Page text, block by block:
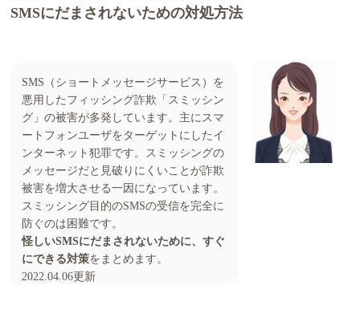
SMSにだまされないための対処方法
SMS（ショートメッセージサービス）を
悪用したフィッシング詐欺「スミッシン
グ」の被害が多発しています。主にスマ
ートフォンユーザをターゲットにしたイ
ンターネット犯罪です。スミッシングの
メッセージだと見破りにくいことが詐欺
被害を増大させる一因になっています。
スミッシング目的のSMSの受信を完全に
防ぐのは困難です。
怪しいSMSにだまされないために、すぐ
にできる対策をまとめます。
2022.04.06更新